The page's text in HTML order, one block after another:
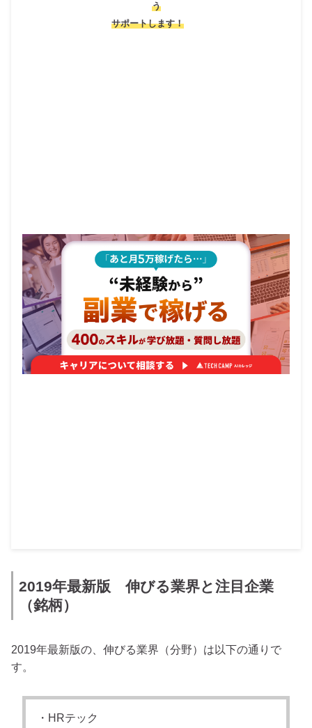
う
サポートします！
2019年最新版 伸びる業界と注目企業
（銘柄）
2019年最新版の、伸びる業界（分野）は以下の通りで
す。
・HRテック